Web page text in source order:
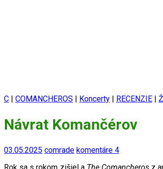
C | COMANCHEROS | Koncerty | RECENZIE |
Návrat Komančérov
03.05.2025 comrade komentáre 4